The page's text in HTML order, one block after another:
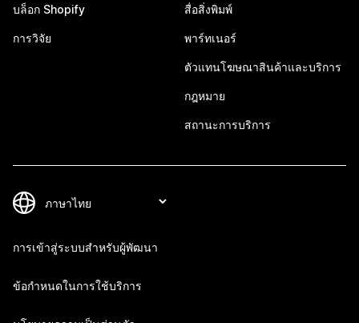
บล็อก Shopify
การวิจัย
สื่อสิ่งพิมพ์
พาร์ทเนอร์
ตัวแทนโฆษณาสินค้าและบริการ
กฎหมาย
สถานะการบริการ
การเข้าสู่ระบบสำหรับผู้พัฒนา
ข้อกำหนดในการใช้บริการ